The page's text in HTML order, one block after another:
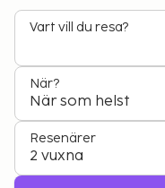
Vart vill du resa?
När?
När som helst
Resenärer
2 vuxna